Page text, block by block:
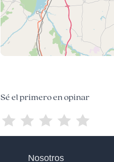
Sé el primero en opinar
Nosotros